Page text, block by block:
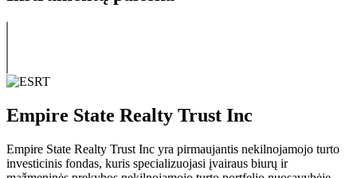
Empire State Realty Trust Inc
Empire State Realty Trust Inc yra pirmaujantis nekilnojamojo turto
investicinis fondas, kuris specializuojasi įvairaus biurų ir